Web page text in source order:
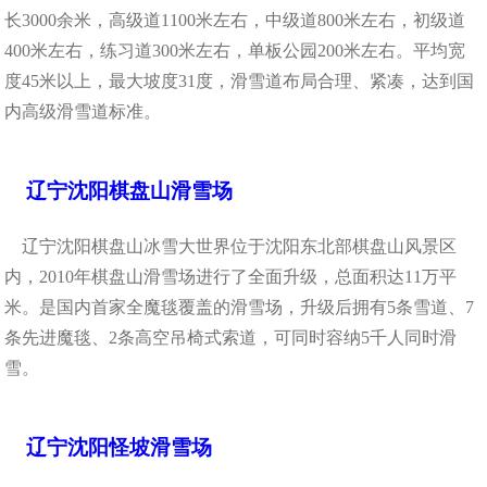
长3000余米，高级道1100米左右，中级道800米左右，初级道
400米左右，练习道300米左右，单板公园200米左右。平均宽
度45米以上，最大坡度31度，滑雪道布局合理、紧凑，达到国
内高级滑雪道标准。
辽宁沈阳棋盘山滑雪场
辽宁沈阳棋盘山冰雪大世界位于沈阳东北部棋盘山风景区
内，2010年棋盘山滑雪场进行了全面升级，总面积达11万平
米。是国内首家全魔毯覆盖的滑雪场，升级后拥有5条雪道、7
条先进魔毯、2条高空吊椅式索道，可同时容纳5千人同时滑
雪。
辽宁沈阳怪坡滑雪场